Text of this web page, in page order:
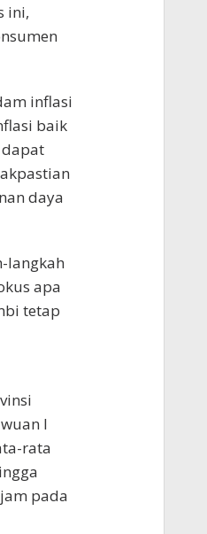
ini,
inflasi
baik
daya
langkah
apa
tetap
I
rata
pada